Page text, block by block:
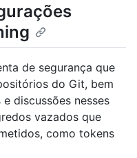
de segurança que
do Git, bem
discussões nesses
vazados que
como tokens